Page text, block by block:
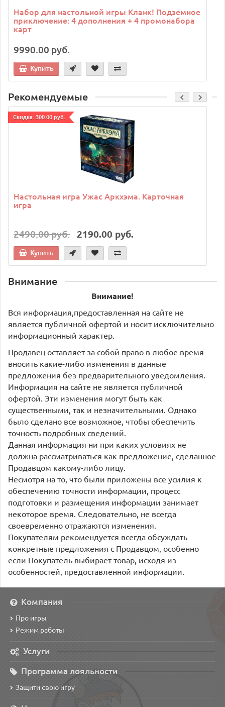
Набор для настольной игры Кланк! Подземное
приключение: 4 дополнения + 4 промонабора
карт
9990.00 руб.
Купить
Рекомендуемые
Cкидка: 300.00 руб.
Настольная игра Ужас Аркхэма. Карточная
игра
2490.00 руб. 2190.00 руб.
Купить
Внимание
Внимание!
Вся информация,предоставленная на сайте не
является публичной офертой и носит исключительно
информационный характер.
Продавец оставляет за собой право в любое время
вносить какие-либо изменения в данные
предложения без предварительного уведомления.
Информация на сайте не является публичной
офертой. Эти изменения могут быть как
существенными, так и незначительными. Однако
было сделано все возможное, чтобы обеспечить
точность подробных сведений.
Данная информация ни при каких условиях не
должна рассматриваться как предложение, сделанное
Продавцом какому-либо лицу.
Несмотря на то, что были приложены все усилия к
обеспечению точности информации, процесс
подготовки и размещения информации занимает
некоторое время. Следовательно, не всегда
своевременно отражаются изменения.
Покупателям рекомендуется всегда обсуждать
конкретные предложения с Продавцом, особенно
если Покупатель выбирает товар, исходя из
особенностей, предоставленной информации.
Компания
Про игры
Режим работы
Услуги
Программа лояльности
Защити свою игру